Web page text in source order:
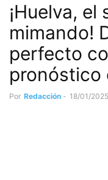
¡Huelva, el
mimando!
perfecto
pronóstico
Por Redacción - 18/01/2025